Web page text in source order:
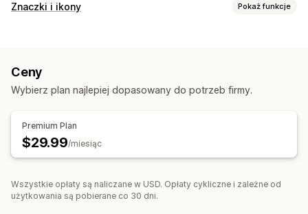
Znaczki i ikony Pokaż funkcje
Dostosowanie
Pozycja ikony
Strony produktu
Ceny
Wybierz plan najlepiej dopasowany do potrzeb firmy.
Premium Plan
$29.99/miesiąc
Wszystkie opłaty są naliczane w USD. Opłaty cykliczne i zależne od
użytkowania są pobierane co 30 dni.